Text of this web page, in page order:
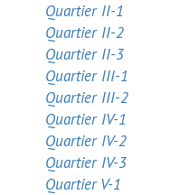
Quartier II-1
Quartier II-2
Quartier II-3
Quartier III-1
Quartier III-2
Quartier IV-1
Quartier IV-2
Quartier IV-3
Quartier V-1